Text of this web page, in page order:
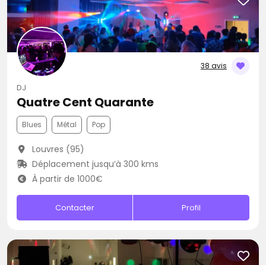
38 avis
DJ
Quatre Cent Quarante
Blues Métal Pop
Louvres (95)
Déplacement jusqu’à 300 kms
À partir de 1000€
Contacter Profil